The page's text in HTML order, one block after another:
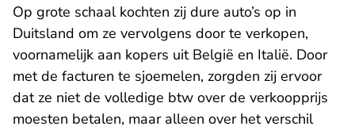
Op grote schaal kochten zij dure auto’s op in
Duitsland om ze vervolgens door te verkopen,
voornamelijk aan kopers uit België en Italië. Door
met de facturen te sjoemelen, zorgden zij ervoor
dat ze niet de volledige btw over de verkoopprijs
moesten betalen, maar alleen over het verschil